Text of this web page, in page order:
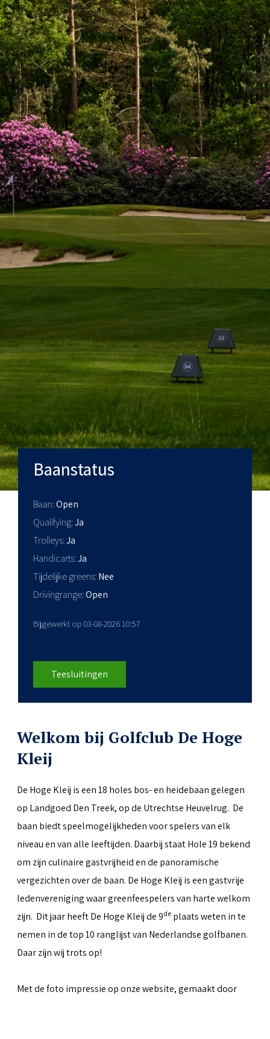
Baanstatus
Baan Open
Qualifying Ja
Trolleys Ja
Handicarts Ja
Tijdelijke greens Nee
Drivingrange Open
Bijgewerkt op 03-08-2026 10:57
Teesluitingen
Welkom bij Golfclub De Hoge
Kleij
De Hoge Kleij is een 18 holes bos- en heidebaan gelegen
op Landgoed Den Treek, op de Utrechtse Heuvelrug. De
baan biedt speelmogelijkheden voor spelers van elk
niveau en van alle leeftijden. Daarbij staat Hole 19 bekend
om zijn culinaire gastvrijheid en de panoramische
vergezichten over de baan. De Hoge Kleij is een gastvrije
ledenvereniging waar greenfeespelers van harte welkom
zijn. Dit jaar heeft De Hoge Kleij de 9de plaats weten in te
nemen in de top 10 ranglijst van Nederlandse golfbanen.
Daar zijn wij trots op!
Met de foto impressie op onze website, gemaakt door